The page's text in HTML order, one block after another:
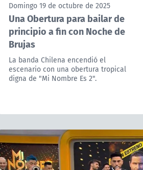
Domingo 19 de octubre de 2025
Una Obertura para bailar de
principio a fin con Noche de
Brujas
La banda Chilena encendió el
escenario con una obertura tropical
digna de "Mi Nombre Es 2".